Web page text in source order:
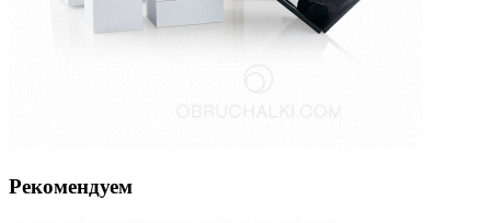
Рекомендуем